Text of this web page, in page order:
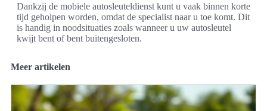
Dankzij de mobiele autosleuteldienst kunt u vaak binnen korte
tijd geholpen worden, omdat de specialist naar u toe komt. Dit
is handig in noodsituaties zoals wanneer u uw autosleutel
kwijt bent of bent buitengesloten.
Meer artikelen